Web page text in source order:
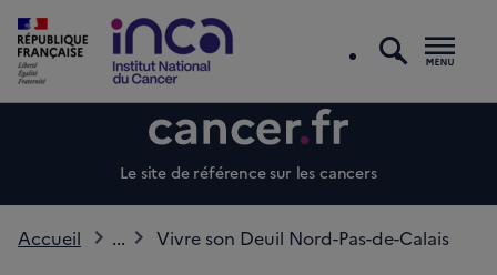
Le site de référence sur les cancers
Accueil ... Vivre son Deuil Nord-Pas-de-Calais